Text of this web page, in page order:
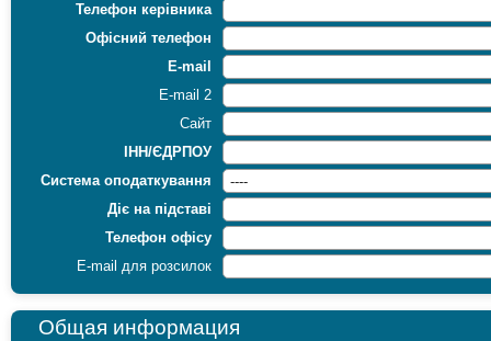
Телефон керівника
Офісний телефон
E-mail
E-mail 2
Сайт
ІНН/ЄДРПОУ
Система оподаткування
Діє на підставі
Телефон офісу
E-mail для розсилок
Общая информация